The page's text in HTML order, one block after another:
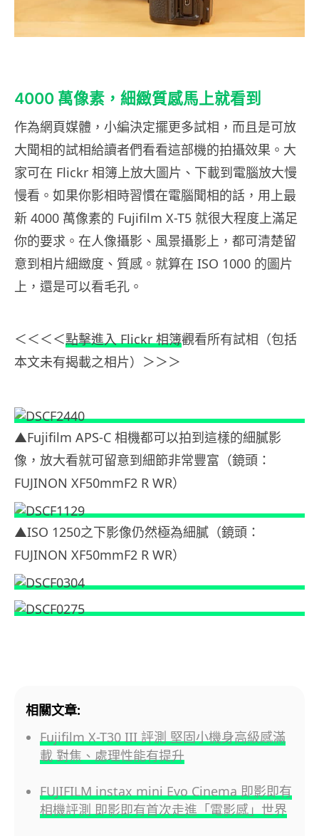
4000 萬像素，細緻質感馬上就看到
作為網頁媒體，小編決定擺更多試相，而且是可放
大聞相的試相給讀者們看看這部機的拍攝效果。大
家可在 Flickr 相簿上放大圖片、下載到電腦放大慢
慢看。如果你影相時習慣在電腦聞相的話，用上最
新 4000 萬像素的 Fujifilm X-T5 就很大程度上滿足
你的要求。在人像攝影、風景攝影上，都可清楚留
意到相片細緻度、質感。就算在 ISO 1000 的圖片
上，還是可以看毛孔。
＜＜＜＜點擊進入 Flickr 相簿觀看所有試相（包括
本文未有揭載之相片）＞＞＞
▲Fujifilm APS-C 相機都可以拍到這樣的細膩影
像，放大看就可留意到細節非常豐富（鏡頭：
FUJINON XF50mmF2 R WR）
▲ISO 1250之下影像仍然極為細膩（鏡頭：
FUJINON XF50mmF2 R WR）
相關文章:
Fujifilm X-T30 III 評測 堅固小機身高級感滿
載 對焦、處理性能有提升
FUJIFILM instax mini Evo Cinema 即影即有
相機評測 即影即有首次走進「電影感」世界